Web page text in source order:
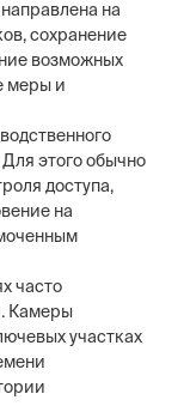
на
сохранение
возможных
меры и
этого обычно
доступа,
на
часто
Камеры
участках